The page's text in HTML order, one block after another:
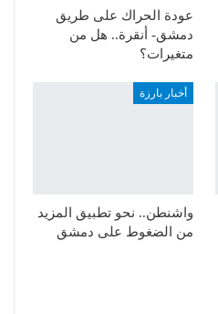
عودة الحراك على طريق
دمشق- أنقرة.. هل من
متغيرات؟
أخبار بارزة
واشنطن.. نحو تطبيق المزيد
من الضغوط على دمشق